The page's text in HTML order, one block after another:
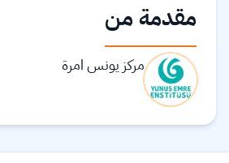
مقدمة من
مركز يونس امرة